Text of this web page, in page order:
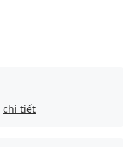
chi tiết